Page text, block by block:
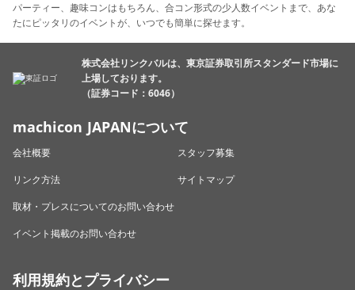
パーティー、趣味コンはもちろん、合コン形式の少人数イベントまで、あな
たにピッタリのイベントが、いつでも簡単に探せます。
株式会社リンクバルは、東京証券取引所スタンダード市場に
上場しております。
（証券コード：6046）
machicon JAPANについて
会社概要
スタッフ募集
リンク方法
サイトマップ
取材・プレスについてのお問い合わせ
イベント掲載のお問い合わせ
利用規約とプライバシー